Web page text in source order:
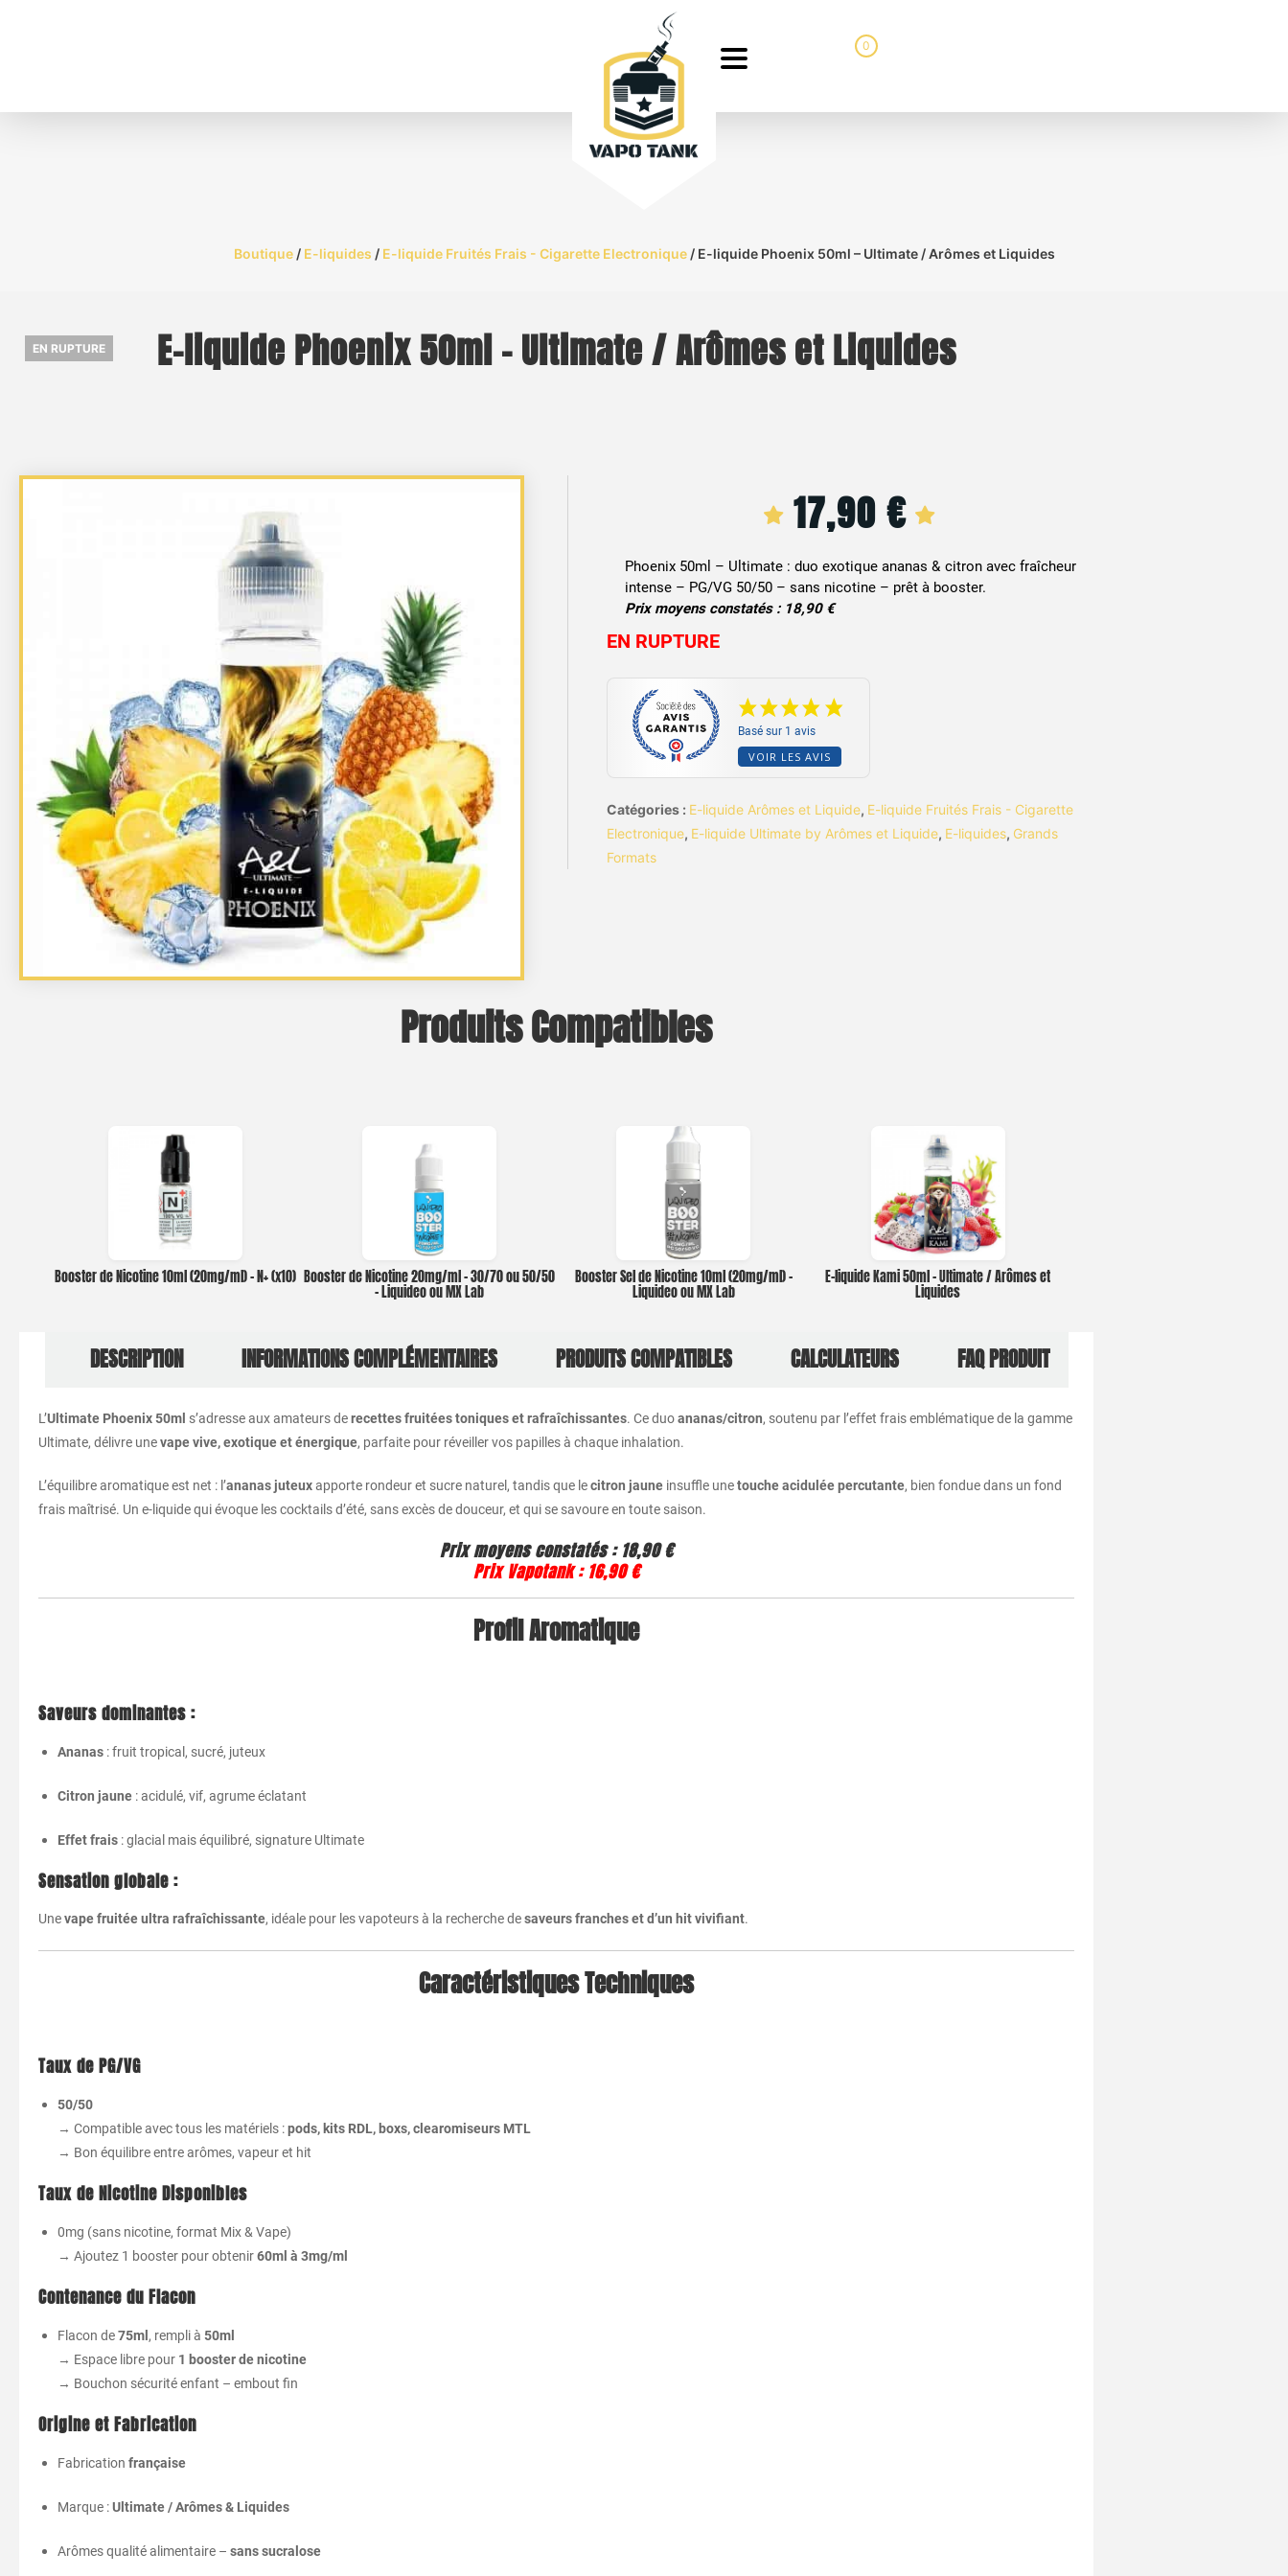
0
Boutique/ E-liquides / E-liquide Fruités Frais - Cigarette Electronique/ E-liquide Phoenix 50ml – Ultimate / Arômes et Liquides
E-liquide Phoenix 50ml – Ultimate / Arômes et Liquides
EN RUPTURE
17,90€
Phoenix 50ml – Ultimate : duo exotique ananas & citron avec fraîcheur
intense – PG/VG 50/50 – sans nicotine – prêt à booster.
Prix moyens constatés : 18,90 €
EN RUPTURE
Basé sur 1 avis
VOIR LES AVIS
Catégories : E-liquide Arômes et Liquide, E-liquide Fruités Frais - Cigarette
Electronique, E-liquide Ultimate by Arômes et Liquide, E-liquides, Grands
Formats
Produits Compatibles
Booster de Nicotine 10ml (20mg/ml) – N+ (x10) Booster de Nicotine 20mg/ml – 30/70 ou 50/50
– Liquideo ou MX Lab
Booster Sel de Nicotine 10ml (20mg/ml) –
Liquideo ou MX Lab
E-liquide Kami 50ml – Ultimate / Arômes et
Liquides
DESCRIPTION INFORMATIONS COMPLÉMENTAIRES PRODUITS COMPATIBLES CALCULATEURS FAQ PRODUIT
L’Ultimate Phoenix 50ml s’adresse aux amateurs derecettes fruitées toniques et rafraîchissantes. Ce duoananas/citron, soutenu par l’effet frais emblématique de la gamme
Ultimate, délivre unevape vive, exotique et énergique, parfaite pour réveiller vos papilles à chaque inhalation.
L’équilibre aromatique est net : l’ananas juteuxapporte rondeur et sucre naturel, tandis que lecitron jaune insuffle unetouche acidulée percutante, bien fondue dans un fond
frais maîtrisé. Un e-liquide qui évoque les cocktails d’été, sans excès de douceur, et qui se savoure en toute saison.
Prix moyens constatés : 18,90 €
Prix Vapotank : 16,90 €
Profil Aromatique
Saveurs dominantes :
Ananas : fruit tropical, sucré, juteux
Citron jaune : acidulé, vif, agrume éclatant
Effet frais : glacial mais équilibré, signature Ultimate
Sensation globale :
Unevape fruitée ultra rafraîchissante, idéale pour les vapoteurs à la recherche desaveurs franches et d’un hit vivifiant.
Caractéristiques Techniques
Taux de PG/VG
50/50
→ Compatible avec tous les matériels :pods, kits RDL, boxs, clearomiseurs MTL
→ Bon équilibre entre arômes, vapeur et hit
Taux de Nicotine Disponibles
0mg (sans nicotine, format Mix & Vape)
→ Ajoutez 1 booster pour obtenir60ml à 3mg/ml
Contenance du Flacon
Flacon de75ml, rempli à 50ml
→ Espace libre pour 1 booster de nicotine
→ Bouchon sécurité enfant – embout fin
Origine et Fabrication
Fabrication française
Marque :Ultimate / Arômes & Liquides
Arômes qualité alimentaire – sans sucralose